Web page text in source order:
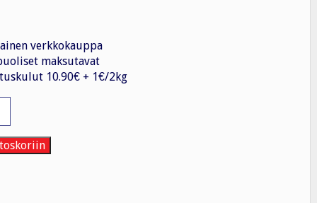
verkkokauppa
maksutavat
10.90€ + 1€/2kg